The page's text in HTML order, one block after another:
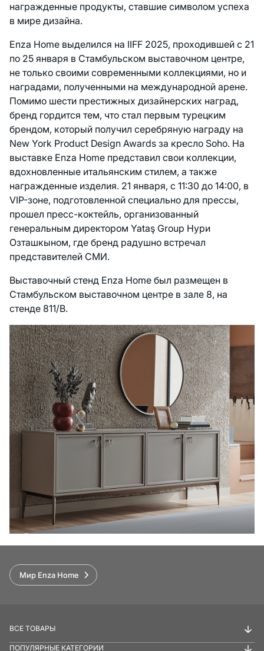
награжденные продукты, ставшие символом успеха
в мире дизайна.
Enza Home выделился на IIFF 2025, проходившей с 21
по 25 января в Стамбульском выставочном центре,
не только своими современными коллекциями, но и
наградами, полученными на международной арене.
Помимо шести престижных дизайнерских наград,
бренд гордится тем, что стал первым турецким
брендом, который получил серебряную награду на
New York Product Design Awards за кресло Soho. На
выставке Enza Home представил свои коллекции,
вдохновленные итальянским стилем, а также
награжденные изделия. 21 января, с 11:30 до 14:00, в
VIP-зоне, подготовленной специально для прессы,
прошел пресс-коктейль, организованный
генеральным директором Yataş Group Нури
Озташкыном, где бренд радушно встречал
представителей СМИ.
Выставочный стенд Enza Home был размещен в
Стамбульском выставочном центре в зале 8, на
стенде 811/B.
Мир Enza Home
ВСЕ ТОВАРЫ
ПОПУЛЯРНЫЕ КАТЕГОРИИ